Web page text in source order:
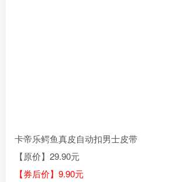
卡帝乐鳄鱼真皮自动扣男士皮带
【原价】29.90元
【券后价】9.90元